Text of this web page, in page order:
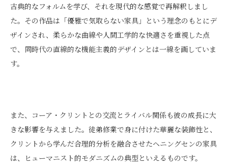
古典的なフォルムを学び、それを現代的な感覚で再解釈しまし
た。その作品は「優雅で気取らない家具」という理念のもとにデ
ザインされ、柔らかな曲線や人間工学的な快適さを重視した点
で、同時代の直線的な機能主義的デザインとは一線を画していま
す。
また、コーア・クリントとの交流とライバル関係も彼の成長に大
きな影響を与えました。徒弟修業で身に付けた華麗な装飾性と、
クリントから学んだ合理的分析を融合させたヘニングセンの家具
は、ヒューマニスト的モダニズムの典型といえるものです。